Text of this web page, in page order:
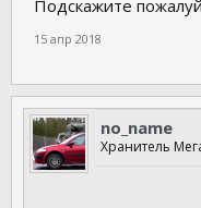
Подскажите
15 апр 2018
no_name
Хранитель